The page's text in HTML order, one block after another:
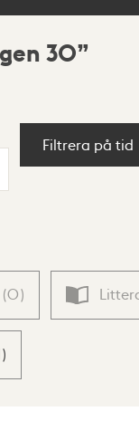
30
Filtrera på tid
(0)
)